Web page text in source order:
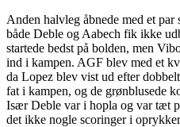
Anden halvleg åbnede med et
både Deble og Aabech fik ikke
startede bedst på bolden, men
ind i kampen. AGF blev med et
da Lopez blev vist ud efter
fat i kampen, og de grønblusede
Især Deble var i hopla og var tæt
det ikke nogle scoringer i